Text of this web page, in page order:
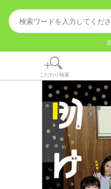
こだわり検索